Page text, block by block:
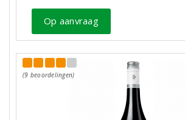
Op aanvraag
(9 beoordelingen)